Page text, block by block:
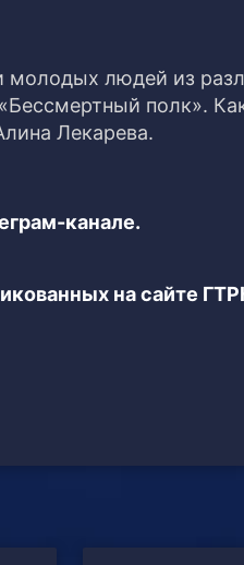
молодых людей из
полк».
Лекарева.
канале.
на сайте